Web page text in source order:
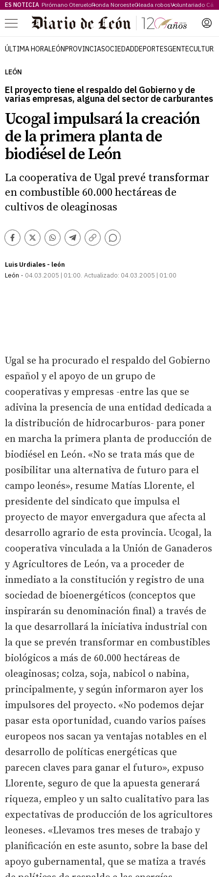
ES NOTICIA Pirómano OterueloRonda NoroesteOleada robosVoluntariado
Menú
ÚLTIMA HORALEÓNPROVINCIASOCIEDADDEPORTESGENTECULTURA
LEÓN
El proyecto tiene el respaldo del Gobierno y de
varias empresas, alguna del sector de carburantes
Ucogal impulsará la creación
de la primera planta de
biodiésel de León
La cooperativa de Ugal prevé transformar
en combustible 60.000 hectáreas de
cultivos de oleaginosas
Facebook
TwitterWhatsappTelegram
Copiar
Comentarios
Luis Urdiales - león
León
04.03.2005 | 01:00 Actualizado: 04.03.2005 | 01:00
Ugal se ha procurado el respaldo del Gobierno
español y el apoyo de un grupo de
cooperativas y empresas -entre las que se
adivina la presencia de una entidad dedicada a
la distribución de hidrocarburos- para poner
en marcha la primera planta de producción de
biodiésel en León. «No se trata más que de
posibilitar una alternativa de futuro para el
campo leonés», resume Matías Llorente, el
presidente del sindicato que impulsa el
proyecto de mayor envergadura que afecta al
desarrollo agrario de esta provincia. Ucogal, la
cooperativa vinculada a la Unión de Ganaderos
y Agricultores de León, va a proceder de
inmediato a la constitución y registro de una
sociedad de bioenergéticos (conceptos que
inspirarán su denominación final) a través de
la que desarrollará la iniciativa industrial con
la que se prevén transformar en combustibles
biológicos a más de 60.000 hectáreas de
oleaginosas; colza, soja, nabicol o nabina,
principalmente, y según informaron ayer los
impulsores del proyecto. «No podemos dejar
pasar esta oportunidad, cuando varios países
europeos nos sacan ya ventajas notables en el
desarrollo de políticas energéticas que
parecen claves para ganar el futuro», expuso
Llorente, seguro de que la apuesta generará
riqueza, empleo y un salto cualitativo para las
expectativas de producción de los agricultores
leoneses. «Llevamos tres meses de trabajo y
planificación en este asunto, sobre la base del
apoyo gubernamental, que se matiza a través